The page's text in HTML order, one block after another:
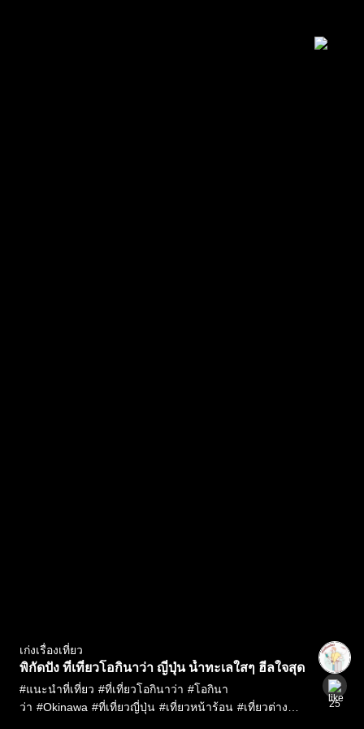
เก่งเรื่องเที่ยว
พิกัดปัง ที่เที่ยวโอกินาว่า ญี่ปุ่น น้ำทะเลใสๆ ฮีลใจสุด
#แนะนำที่เที่ยว #ที่เที่ยวโอกินาว่า #โอกินา
ว่า #Okinawa #ที่เที่ยวญี่ปุ่น #เที่ยวหน้าร้อน #เที่ยวต่าง
25